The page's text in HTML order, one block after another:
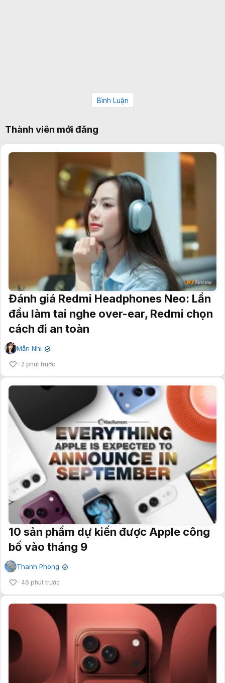
Bình Luận
Thành viên mới đăng
Đánh giá Redmi Headphones Neo: Lần
đầu làm tai nghe over-ear, Redmi chọn
cách đi an toàn
Mẫn Nhi ✔
2 phút trước
10 sản phẩm dự kiến được Apple công
bố vào tháng 9
Thanh Phong ✔
46 phút trước